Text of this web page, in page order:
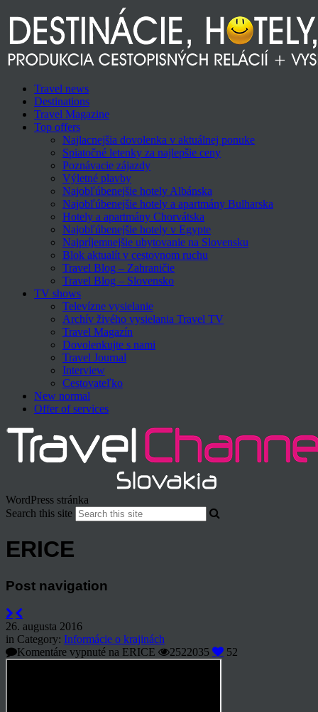
Travel news
Destinations
Travel Magazine
Top offers
Najlacnejšia dovolenka v aktuálnej ponuke
Spiatočné letenky za najlepšie ceny
Poznávacie zájazdy
Výletné plavby
Najobľúbenejšie hotely Albánska
Najobľúbenejšie hotely a apartmány Bulharska
Hotely a apartmány Chorvátska
Najobľúbenejšie hotely v Egypte
Najpríjemnejšie ubytovanie na Slovensku
Blok aktualít v cestovnom ruchu
Travel Blog – Zahraničie
Travel Blog – Slovensko
TV shows
Televízne vysielanie
Archív živého vysielania Travel TV
Travel Magazín
Dovolenkujte s nami
Travel Journal
Interview
Cestovateľko
New normal
Offer of services
WordPress stránka
Search this site
ERICE
Post navigation
26. augusta 2016
in Category: Informácie o krajinách
Komentáre vypnuté na ERICE 2522035 52